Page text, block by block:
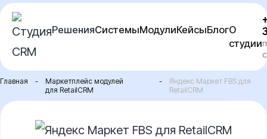
Перейти
содержимому
РешенияСистемыМодулиКейсыБлогО
студии
Главная -
Маркетплейс модулей
для RetailCRM
-
Яндекс Маркет FBS для
RetailCRM